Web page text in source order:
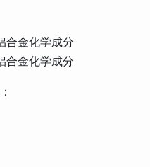
合金化学成分
合金化学成分